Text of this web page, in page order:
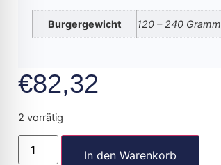
Burgergewicht 120 – 240 Gramm
€82,32
2 vorrätig
In den Warenkorb